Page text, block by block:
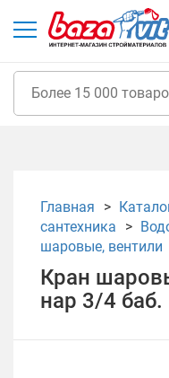
Главная
сантехника
шаровые, вентили
Кран
нар 3/4 баб.